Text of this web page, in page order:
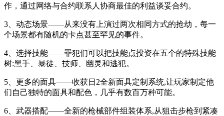
作，通过网络与合约联系人协商最佳的利益谈妥合约。
3、动态场景——从来没有上演过两次相同方式的抢劫，每一
个场景都有随机的卡点甚至罕见的事件。
4、选择技能——罪犯们可以把技能点投资在五个的特殊技能
树:黑手、暴徒、技师、幽灵和逃犯。
5、更多的面具——收获日2全新面具定制系统,让玩家制定他
们自己独特的面具和配色，几乎有数百万种可能。
6、武器搭配——全新的枪械部件组装体系,从狙击步枪到紧凑